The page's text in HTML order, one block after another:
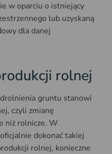
w oparciu o istniejący
lub uzyskaną
dla danej
rolnej
gruntu stanowi
czyli zmianę
niż rolnicze. W
dokonać takiej
rolnej, konieczne